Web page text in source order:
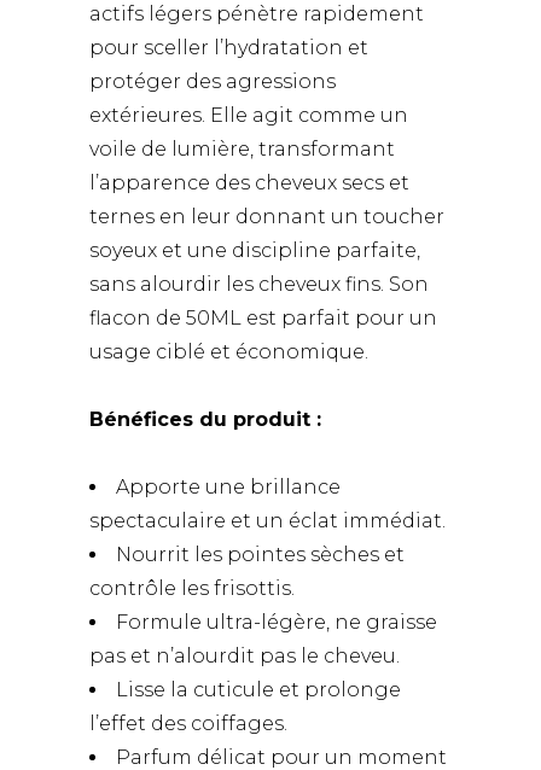
actifs légers pénètre rapidement
pour sceller l’hydratation et
protéger des agressions
extérieures. Elle agit comme un
voile de lumière, transformant
l’apparence des cheveux secs et
ternes en leur donnant un toucher
soyeux et une discipline parfaite,
sans alourdir les cheveux fins. Son
flacon de 50ML est parfait pour un
usage ciblé et économique.
Bénéfices du produit :
Apporte une brillance
spectaculaire et un éclat immédiat.
Nourrit les pointes sèches et
contrôle les frisottis.
Formule ultra-légère, ne graisse
pas et n’alourdit pas le cheveu.
Lisse la cuticule et prolonge
l’effet des coiffages.
Parfum délicat pour un moment